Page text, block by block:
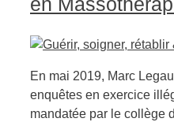
En mai 2019, Marc
enquêtes en exercice
mandatée par le collège